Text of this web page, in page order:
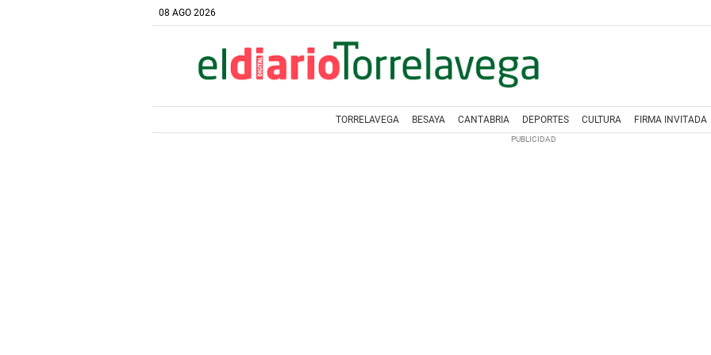
08 AGO 2026
TORRELAVEGA BESAYA CANTABRIA DEPORTES CULTURA FIRMA INVITADA